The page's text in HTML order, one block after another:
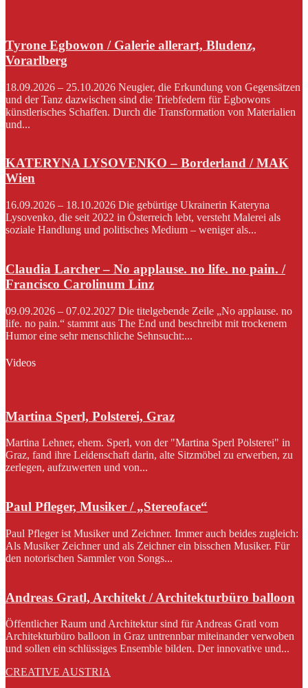
Tyrone Egbowon / Galerie allerart, Bludenz,
Vorarlberg
18.09.2026 – 25.10.2026 Neugier, die Erkundung von Gegensätzen
und der Tanz dazwischen sind die Triebfedern für Egbowons
künstlerisches Schaffen. Durch die Transformation von Materialien
und...
KATERYNA LYSOVENKO – Borderland / MAK
Wien
16.09.2026 – 18.10.2026 Die gebürtige Ukrainerin Kateryna
Lysovenko, die seit 2022 in Österreich lebt, versteht Malerei als
soziale Handlung und politisches Medium – weniger als...
Claudia Larcher – No applause. no life. no pain. /
Francisco Carolinum Linz
09.09.2026 – 07.02.2027 Die titelgebende Zeile „No applause. no
life. no pain.“ stammt aus The End und beschreibt mit trockenem
Humor eine sehr menschliche Sehnsucht:...
Videos
Martina Sperl, Polsterei, Graz
Martina Lehner, ehem. Sperl, von der "Martina Sperl Polsterei" in
Graz, fand ihre Leidenschaft darin, alte Sitzmöbel zu erwerben, zu
zerlegen, aufzuwerten und von...
Paul Pfleger, Musiker / „Stereoface“
Paul Pfleger ist Musiker und Zeichner. Immer auch beides zugleich:
Als Musiker Zeichner und als Zeichner ein bisschen Musiker. Für
den notorischen Sammler von Songs...
Andreas Gratl, Architekt / Architekturbüro balloon
Öffentlicher Raum und Architektur sind für Andreas Gratl vom
Architekturbüro balloon in Graz untrennbar miteinander verwoben
und sollen ein schlüssiges Ensemble bilden. Der innovative und...
CREATIVE AUSTRIA